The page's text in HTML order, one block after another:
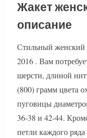
Жакет
описание
Стильный женский
2016 . Вам
шерсти, длиной
(800) грамм цвета
пуговицы
36-38 и 42-44.
петли каждого